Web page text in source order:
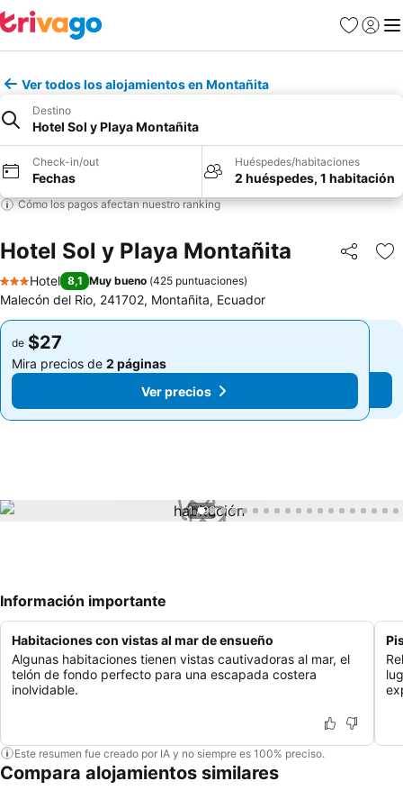
Favoritos
Iniciar
Ver todos los alojamientos en Montañita
Destino
Hotel Sol y Playa Montañita
Check-in/out
Fechas
Huéspedes/habitaciones
2 huéspedes, 1 habitación
Cómo los pagos afectan nuestro ranking
Hotel Sol y Playa Montañita Compartir
3 Estrellas
Hotel 8,1 Muy bueno (425 puntuaciones)
Malecón del Rio, 241702, Montañita, Ecuador
de $27
Mira precios de 2 páginas
Ver precios
de $27
Mira precios de 2 páginas
Ver precios
1 / 96
Información importante
Habitaciones con vistas al mar de ensueño
Algunas habitaciones tienen vistas cautivadoras al mar, el
telón de fondo perfecto para una escapada costera
inolvidable.
Este resumen fue creado por IA y no siempre es 100% preciso.
Compara alojamientos similares